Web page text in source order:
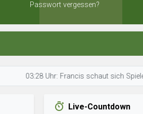
Passwort vergessen?
03:28 Uhr: Francis schaut sich
Live-Countdown